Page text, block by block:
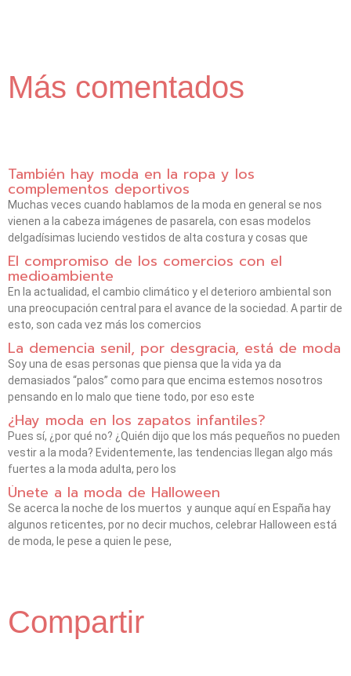
Más comentados
También hay moda en la ropa y los
complementos deportivos
Muchas veces cuando hablamos de la moda en general se nos
vienen a la cabeza imágenes de pasarela, con esas modelos
delgadísimas luciendo vestidos de alta costura y cosas que
El compromiso de los comercios con el
medioambiente
En la actualidad, el cambio climático y el deterioro ambiental son
una preocupación central para el avance de la sociedad. A partir de
esto, son cada vez más los comercios
La demencia senil, por desgracia, está de moda
Soy una de esas personas que piensa que la vida ya da
demasiados “palos” como para que encima estemos nosotros
pensando en lo malo que tiene todo, por eso este
¿Hay moda en los zapatos infantiles?
Pues sí, ¿por qué no? ¿Quién dijo que los más pequeños no pueden
vestir a la moda? Evidentemente, las tendencias llegan algo más
fuertes a la moda adulta, pero los
Únete a la moda de Halloween
Se acerca la noche de los muertos y aunque aquí en España hay
algunos reticentes, por no decir muchos, celebrar Halloween está
de moda, le pese a quien le pese,
Compartir